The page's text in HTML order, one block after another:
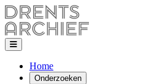
Home
Onderzoeken